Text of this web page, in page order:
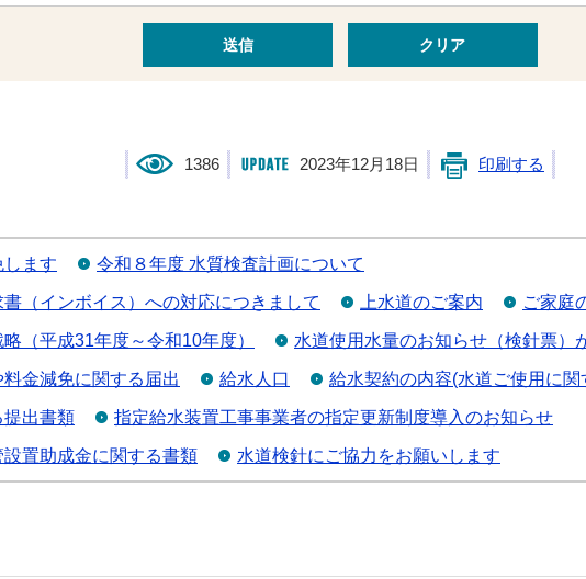
1386 2023年12月18日 印刷する
ます 令和８年度 水質検査計画について
書（インボイス）への対応につきまして 上水道のご案内 ご家庭
（平成31年度～令和10年度） 水道使用水量のお知らせ（検針票）
料金減免に関する届出 給水人口 給水契約の内容(水道ご使用に
提出書類 指定給水装置工事事業者の指定更新制度導入のお知らせ
置助成金に関する書類 水道検針にご協力をお願いします